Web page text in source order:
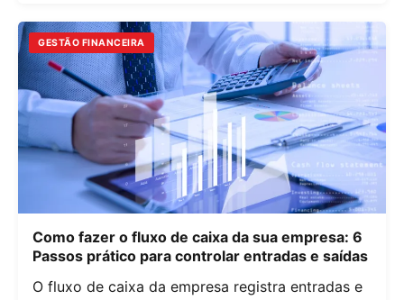
GESTÃO FINANCEIRA
Como fazer o fluxo de caixa da sua empresa: 6
Passos prático para controlar entradas e saídas
O fluxo de caixa da empresa registra entradas e